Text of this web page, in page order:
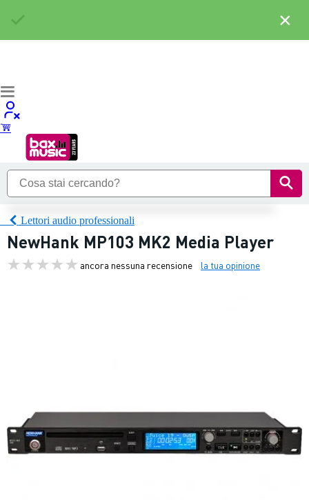
Lettori audio professionali
NewHank MP103 MK2 Media Player
ancora nessuna recensione la tua opinione
×